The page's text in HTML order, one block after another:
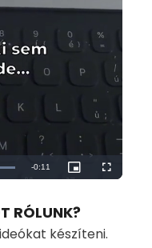
Remaining
-0:11
Picture-
in-
Fullscreen
RÓLUNK?
készíteni.